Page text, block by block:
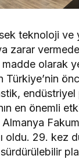
teknoloji ve
zarar
olarak
Türkiye’nin
en önemli
oldu. 29. kez
sürdürülebilir